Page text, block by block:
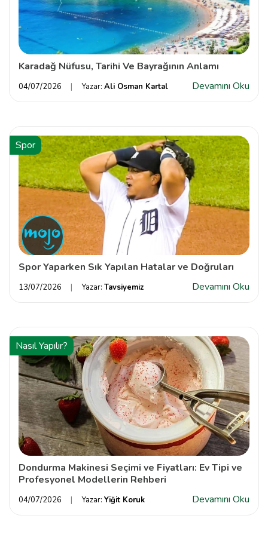
Karadağ Nüfusu, Tarihi Ve Bayrağının Anlamı
04/07/2026 Yazar: Ali Osman Kartal Devamını Oku
Spor
Spor Yaparken Sık Yapılan Hatalar ve Doğruları
13/07/2026 Yazar: Tavsiyemiz Devamını Oku
Nasıl Yapılır?
Dondurma Makinesi Seçimi ve Fiyatları: Ev Tipi ve
Profesyonel Modellerin Rehberi
04/07/2026 Yazar: Yiğit Koruk Devamını Oku